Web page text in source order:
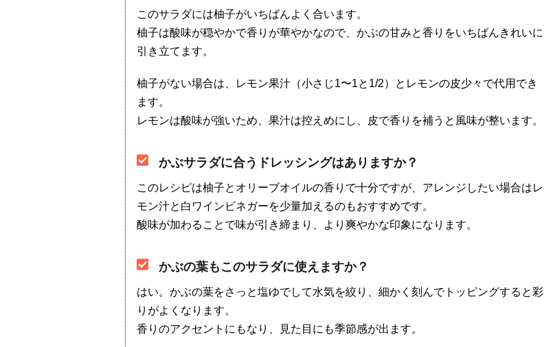
このサラダには柚子がいちばんよく合います。
柚子は酸味が穏やかで香りが華やかなので、かぶの甘みと香りをいちばんきれいに
引き立てます。
柚子がない場合は、レモン果汁（小さじ1〜1と1/2）とレモンの皮少々で代用でき
ます。
レモンは酸味が強いため、果汁は控えめにし、皮で香りを補うと風味が整います。
かぶサラダに合うドレッシングはありますか？
このレシピは柚子とオリーブオイルの香りで十分ですが、アレンジしたい場合はレ
モン汁と白ワインビネガーを少量加えるのもおすすめです。
酸味が加わることで味が引き締まり、より爽やかな印象になります。
かぶの葉もこのサラダに使えますか？
はい。かぶの葉をさっと塩ゆでして水気を絞り、細かく刻んでトッピングすると彩
りがよくなります。
香りのアクセントにもなり、見た目にも季節感が出ます。